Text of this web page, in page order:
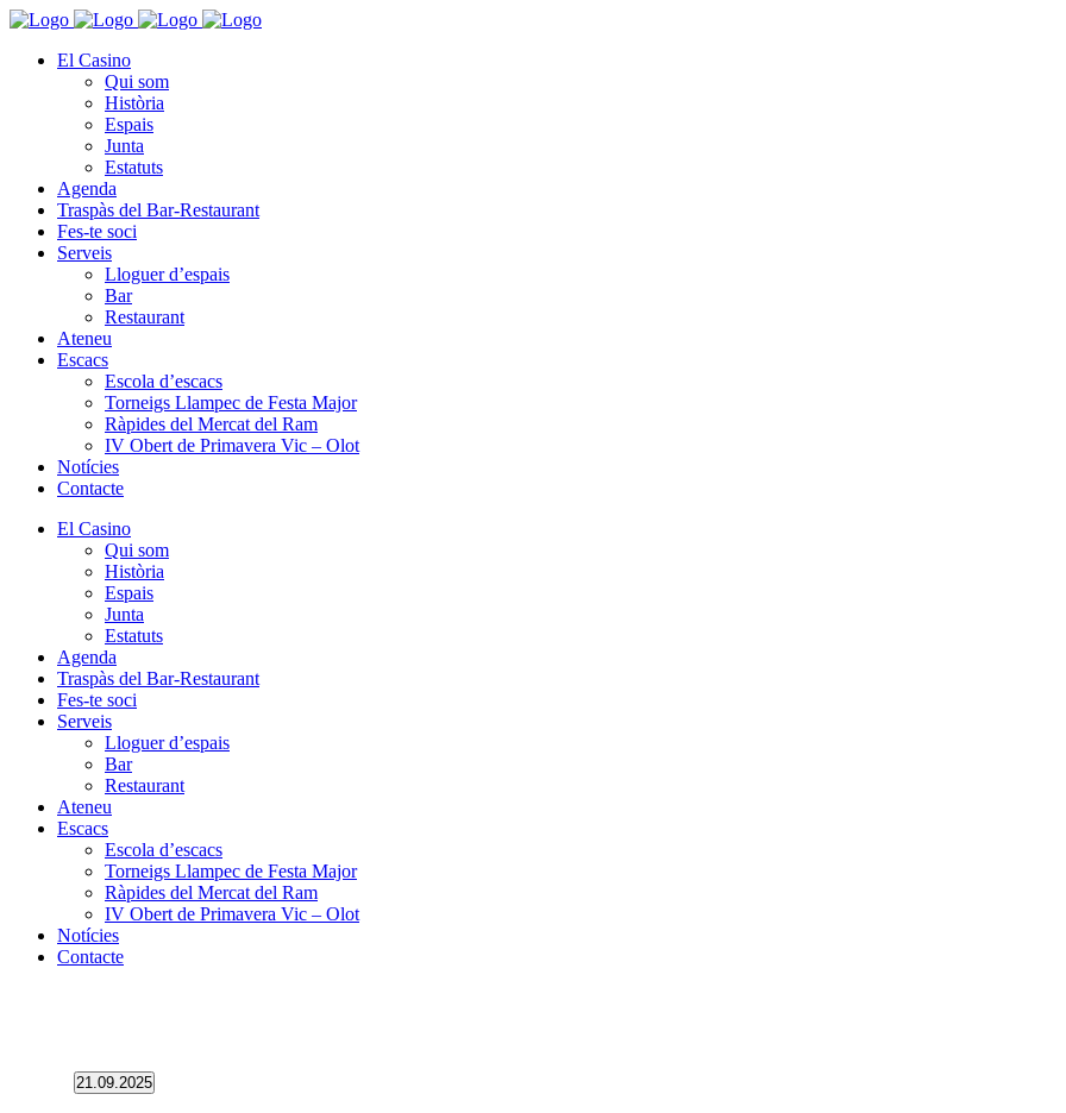
El Casino
Qui som
Història
Espais
Junta
Estatuts
Agenda
Traspàs del Bar-Restaurant
Fes-te soci
Serveis
Lloguer d’espais
Bar
Restaurant
Ateneu
Escacs
Escola d’escacs
Torneigs Llampec de Festa Major
Ràpides del Mercat del Ram
IV Obert de Primavera Vic – Olot
Notícies
Contacte
El Casino
Qui som
Història
Espais
Junta
Estatuts
Agenda
Traspàs del Bar-Restaurant
Fes-te soci
Serveis
Lloguer d’espais
Bar
Restaurant
Ateneu
Escacs
Escola d’escacs
Torneigs Llampec de Festa Major
Ràpides del Mercat del Ram
IV Obert de Primavera Vic – Olot
Notícies
Contacte
21.09.2025